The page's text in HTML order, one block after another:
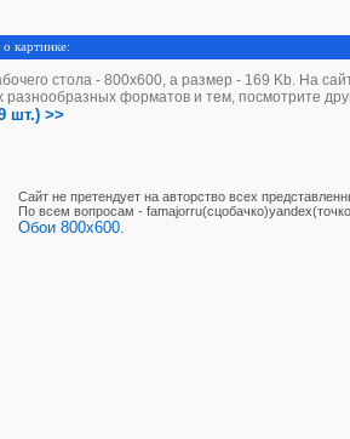
картинке:
стола - 800х600, а размер - 169 Kb. На
разнообразных форматов и тем, посмотрите
шт.) >>
Сайт не претендует на авторство всех
По вcем вопросам -
Обои 800x600.